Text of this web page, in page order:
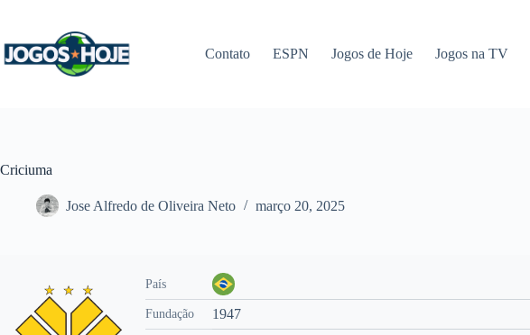
conteúdo
Contato ESPN Jogos de Hoje Jogos na TV
Criciuma
Jose Alfredo de Oliveira Neto março 20, 2025
País
Fundação 1947